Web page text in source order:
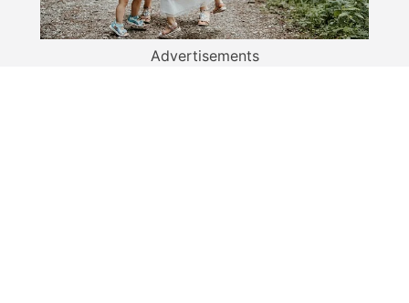
Advertisements